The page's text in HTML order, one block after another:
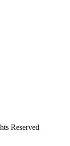
Reserved